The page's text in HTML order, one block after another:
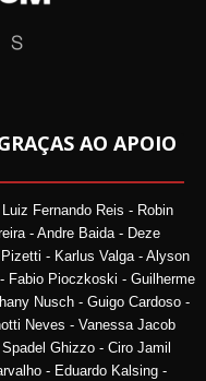
AO APOIO
Fernando Reis - Robin
- Andre Baida - Deze
- Karlus Valga - Alyson
Fabio Pioczkoski - Guilherme
Nusch - Guigo Cardoso -
Neves - Vanessa Jacob
Ghizzo - Ciro Jamil
- Eduardo Kalsing -